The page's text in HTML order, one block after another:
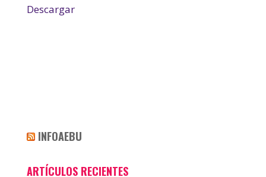
Descargar
INFOAEBU
ARTÍCULOS RECIENTES